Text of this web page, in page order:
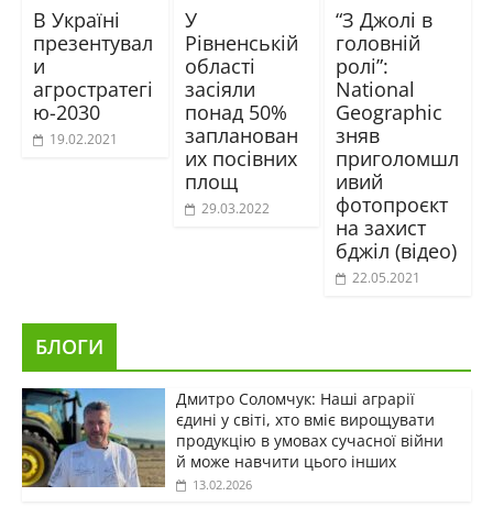
В Україні
презентувал
и
агростратегі
ю-2030
19.02.2021
У
Рівненській
області
засіяли
понад 50%
запланован
их посівних
площ
29.03.2022
“З Джолі в
головній
ролі”:
National
Geographic
зняв
приголомшл
ивий
фотопроєкт
на захист
бджіл (відео)
22.05.2021
БЛОГИ
Дмитро Соломчук: Наші аграрії
єдині у світі, хто вміє вирощувати
продукцію в умовах сучасної війни
й може навчити цього інших
13.02.2026